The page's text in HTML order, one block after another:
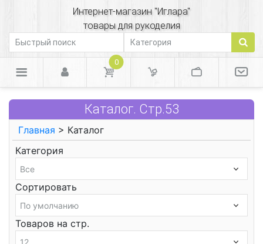
Интернет-магазин "Иглара"
товары для рукоделия
0
Каталог. Стр.53
Главная > Каталог
Категория
Сортировать
Товаров на стр.